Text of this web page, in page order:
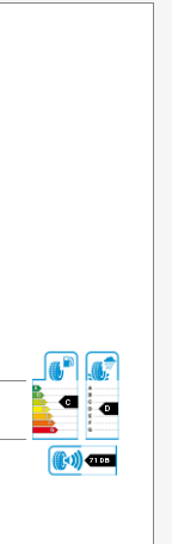
C
D
71 DB